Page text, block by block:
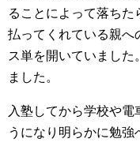
ることによって落ち
払ってくれている親へ
ス単を開いていました
ました。
入塾してから学校や
うになり明らかに勉強